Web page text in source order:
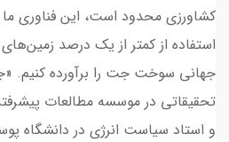
کشاورزی محدود است، این فناوری ما
استفاده از کمتر از یک درصد
جهانی سوخت جت را برآورده کنیم.
و استاد سیاست انرژی در دانشگاه